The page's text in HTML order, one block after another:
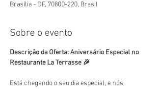
Brasília - DF, 70800-220, Brasil
Sobre o evento
Descrição da Oferta: Aniversário Especial no
Restaurante La Terrasse 🎉
Está chegando o seu dia especial, e nós